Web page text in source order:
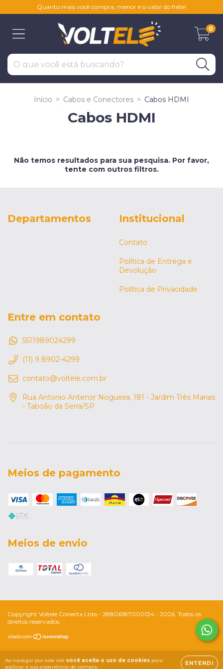
Quanto mais você compra, menor é o valor do frete!
0
Ao navegar por este site você aceita o uso de cookies para
agilizar a sua experiência de compra.
ENTENDI
Início > Cabos e Conectores > Cabos HDMI
Cabos HDMI
Não temos resultados para sua pesquisa. Por favor,
tente com outros filtros.
Departamentos Institucional
Contato
Política de Entrega e
Devolução
Política de Privacidade
Entre em contato
5511989024299
(11) 9 8902-4299
contato@voltele.com.br
Rua Antonio Antenor Nogueira, 181 - Jardim Três Marias
- Taboão da Serra/SP
Meios de pagamento
Meios de envio
Copyright Voltele Conecta Ltda - 28806187000134 - 2026. Todos os
direitos reservados.